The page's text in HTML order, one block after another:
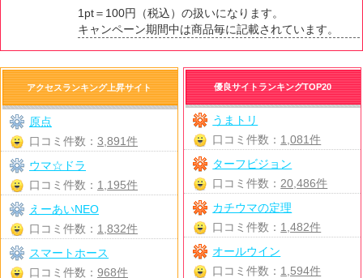
1pt＝100円（税込）の扱いになります。
キャンペーン期間中は商品毎に記載されています。
優良サイトランキングTOP20
うまトリ
口コミ件数： 1,081件
ターフビジョン
口コミ件数： 20,486件
カチウマの定理
口コミ件数： 1,482件
オールウイン
口コミ件数： 1,594件
アクセスランキング上昇サイト
原点
口コミ件数： 3,891件
ウマ☆ドラ
口コミ件数： 1,195件
えーあいNEO
口コミ件数： 1,832件
スマートホース
口コミ件数： 968件